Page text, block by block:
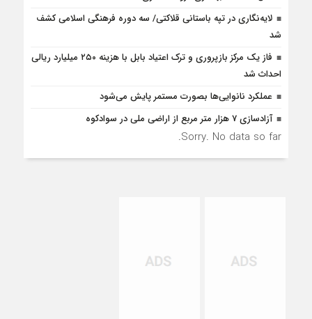
لایه‌نگاری در تپه باستانی قلاکتی/ سه دوره فرهنگی اسلامی کشف
شد
فاز یک مرکز بازپروری و ترک اعتیاد بابل با هزینه ۲۵۰ میلیارد ریالی
احداث شد
عملکرد نانوایی‌ها بصورت مستمر پایش می‌شود
آزادسازی 7 هزار متر مربع از اراضی ملی در سوادکوه
Sorry. No data so far.